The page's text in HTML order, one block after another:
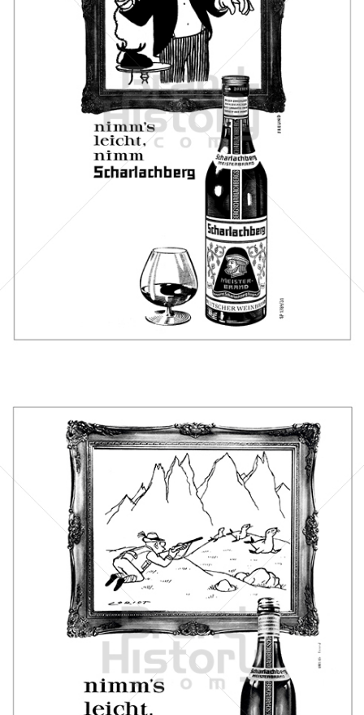
Scharlachberg
Scharlachberg Weinbrennerei, Wiesbaden
1962
Scharlachberg
Scharlachberg Weinbrennerei, Wiesbaden
1963